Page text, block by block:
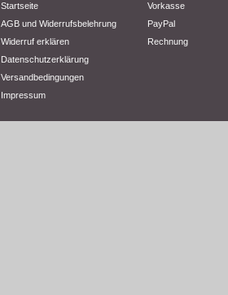
Startseite
AGB und Widerrufsbelehrung
Widerruf erklären
Datenschutzerklärung
Versandbedingungen
Impressum
Vorkasse
PayPal
Rechnung